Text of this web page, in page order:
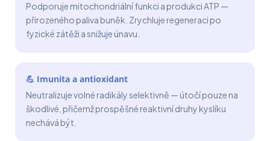
Podporuje mitochondriální funkci a produkci ATP —
přirozeného paliva buněk. Zrychluje regeneraci po
fyzické zátěži a snižuje únavu.
💪 Imunita a antioxidant
Neutralizuje volné radikály selektivně — útočí pouze na
škodlivé, přičemž prospěšné reaktivní druhy kyslíku
nechává být.